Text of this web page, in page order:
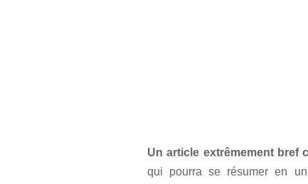
Un article extrêmement bref
qui pourra se résumer en